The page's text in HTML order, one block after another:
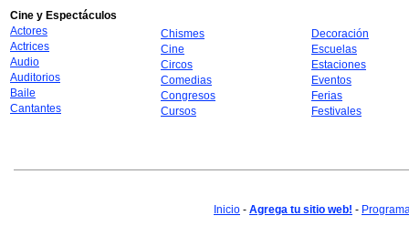
Cine y Espectáculos
Actores
Actrices
Audio
Auditorios
Baile
Cantantes
Chismes
Cine
Circos
Comedias
Congresos
Cursos
Decoración
Escuelas
Estaciones
Eventos
Ferias
Festivales
Inicio - Agrega tu sitio web! -